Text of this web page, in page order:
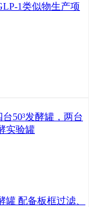
1类似物生产项
50³发酵罐，两台
实验罐
罐 配备板框过滤、